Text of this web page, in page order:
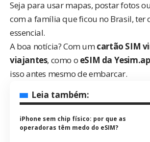
Seja para usar mapas, postar fotos
com a família que ficou no Brasil, ter
essencial.
A boa notícia? Com umcartão SIM
viajantes, como o eSIM da
isso antes mesmo de embarcar.
Leia também:
iPhone sem chip físico: por que as
operadoras têm medo do eSIM?